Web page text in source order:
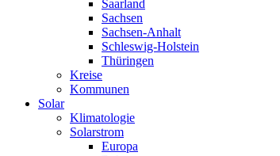
Saarland
Sachsen
Sachsen-Anhalt
Schleswig-Holstein
Thüringen
Kreise
Kommunen
Solar
Klimatologie
Solarstrom
Europa